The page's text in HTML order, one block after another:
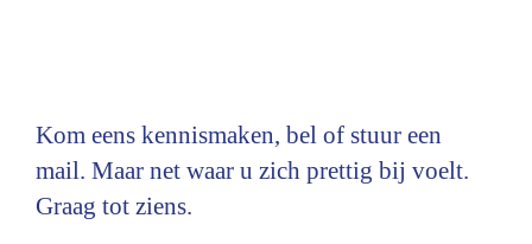
Kom eens kennismaken, bel of stuur een
mail. Maar net waar u zich prettig bij voelt.
Graag tot ziens.